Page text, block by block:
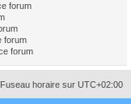
forum
forum
forum
Fuseau horaire sur UTC+02:00